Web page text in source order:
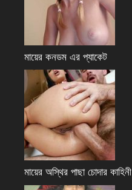
মায়ের কনডম এর প্যাকেট
মায়ের অস্থির পাছা চোদার কাহিনী